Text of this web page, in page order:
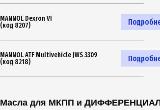
MANNOL Dexron VI
(код 8207)
MANNOL ATF Multivehicle JWS 3309
(код 8218)
Масла для МКПП и